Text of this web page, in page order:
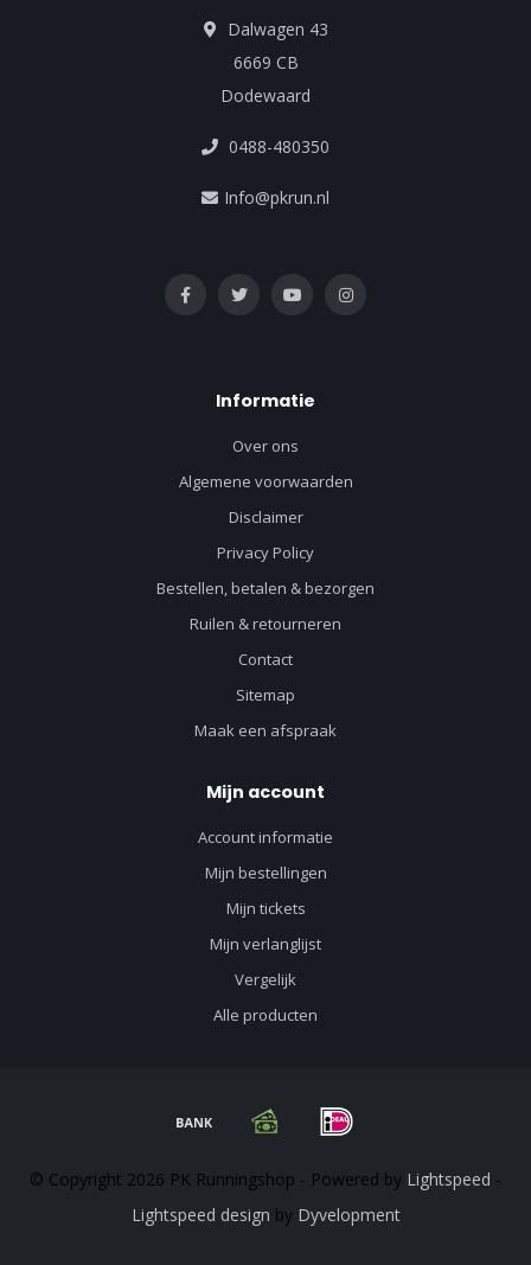
Dalwagen 43
6669 CB
Dodewaard
0488-480350
Info@pkrun.nl
Informatie
Over ons
Algemene voorwaarden
Disclaimer
Privacy Policy
Bestellen, betalen & bezorgen
Ruilen & retourneren
Contact
Sitemap
Maak een afspraak
Mijn account
Account informatie
Mijn bestellingen
Mijn tickets
Mijn verlanglijst
Vergelijk
Alle producten
© Copyright 2026 PK Runningshop - Powered by Lightspeed -
Lightspeed design by Dyvelopment